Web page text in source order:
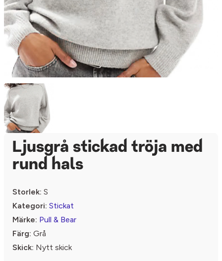
Ljusgrå stickad tröja med
rund hals
Storlek: S
Kategori: Stickat
Märke: Pull & Bear
Färg: Grå
Skick: Nytt skick